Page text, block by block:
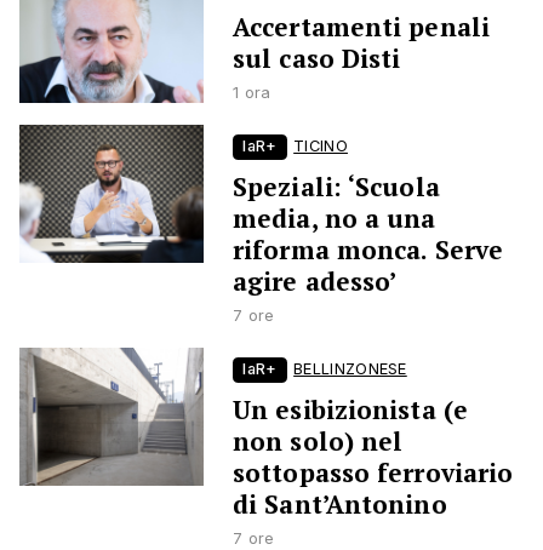
Accertamenti penali
sul caso Disti
1 ora
laR+ TICINO
Speziali: ‘Scuola
media, no a una
riforma monca. Serve
agire adesso’
7 ore
laR+ BELLINZONESE
Un esibizionista (e
non solo) nel
sottopasso ferroviario
di Sant’Antonino
7 ore